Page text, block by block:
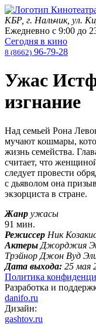
КБР, г. Нальчик, ул.
Ежедневно с 9:00 до
Сегодня в кино
8 (8662) 96-79-28
Ужас
изгнание
Над семьей Рона
мучают кошмары,
жизнь семейства.
считает, что
следует провести
с дьяволом она
экзорциста в стране.
Жанр ужасы
91 мин.
Режиссер Ник
Актеры Джорджия
Трэйнор Джон Вуд
Дата выхода: 25 мая
Политика
Разработка и
danifo.ru
Дизайн:
gashtov.ru